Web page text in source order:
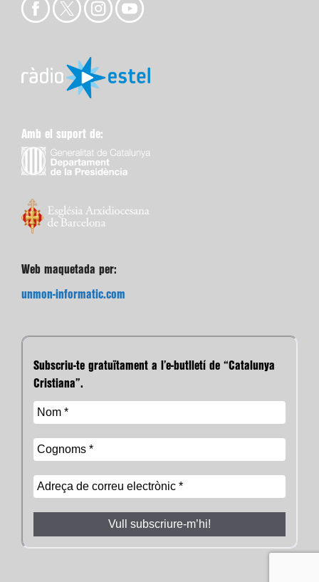
Amb el suport de:
Web maquetada per:
unmon-informatic.com
Subscriu-te gratuïtament a l’e-butlletí de “Catalunya
Cristiana”.